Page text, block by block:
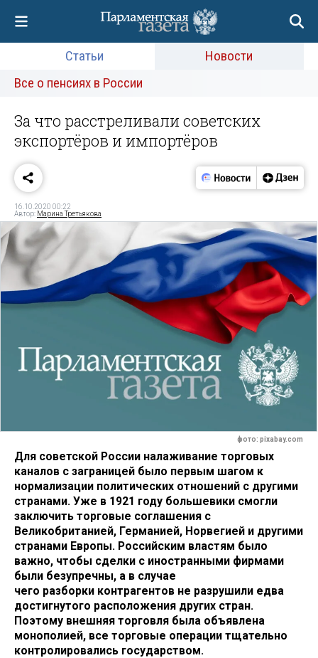
Статьи
Новости
Все о пенсиях в России
За что расстреливали советских
экспортёров и импортёров
16.10.2020 00:22
Автор: Марина Третьякова
фото: pixabay.com
Для советской России налаживание торговых
каналов с заграницей было первым шагом к
нормализации политических отношений с другими
странами. Уже в 1921 году большевики смогли
заключить торговые соглашения с
Великобританией, Германией, Норвегией и другими
странами Европы. Российским властям было
важно, чтобы сделки с иностранными фирмами
были безупречны, а в случае
чего разборки контрагентов не разрушили едва
достигнутого расположения других стран.
Поэтому внешняя торговля была объявлена
монополией, все торговые операции тщательно
контролировались государством.